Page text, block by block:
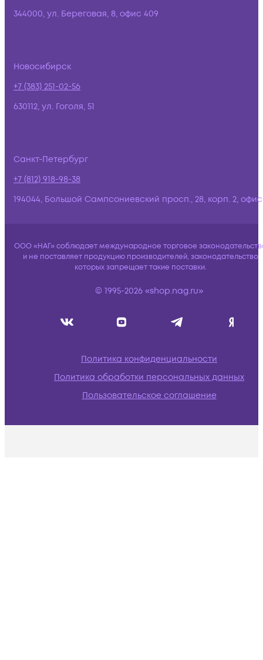
344000, ул. Береговая, 8, офис 409
Новосибирск
+7 (383) 251-02-56
630112, ул. Гоголя, 51
Санкт-Петербург
+7 (812) 918-98-38
194044, Большой Сампсониевский просп., 28, корп. 2,
ООО «НАГ» соблюдает международное торговое
и не поставляет продукцию производителей, законодательство
которых запрещает такие поставки.
© 1995-2026 «shop.nag.ru»
Политика конфиденциальности
Политика обработки персональных данных
Пользовательское соглашение